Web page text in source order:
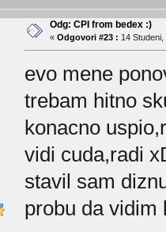
Odg: CPI from bedex :)
« Odgovori #23 : 14
evo mene
trebam hitno
konacno
vidi cuda,radi
stavil sam
probu da vidim